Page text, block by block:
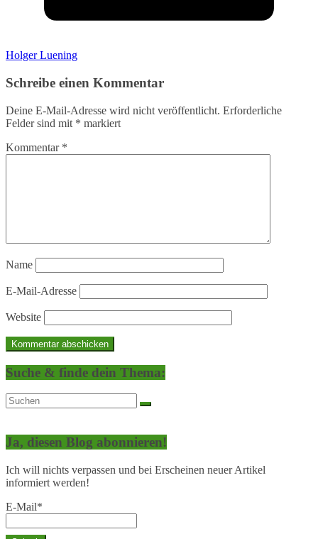
Holger Luening
Schreibe einen Kommentar
Deine E-Mail-Adresse wird nicht veröffentlicht. Erforderliche
Felder sind mit * markiert
Kommentar *
Name
E-Mail-Adresse
Website
Suche & finde dein Thema:
Ja, diesen Blog abonnieren!
Ich will nichts verpassen und bei Erscheinen neuer Artikel
informiert werden!
E-Mail*